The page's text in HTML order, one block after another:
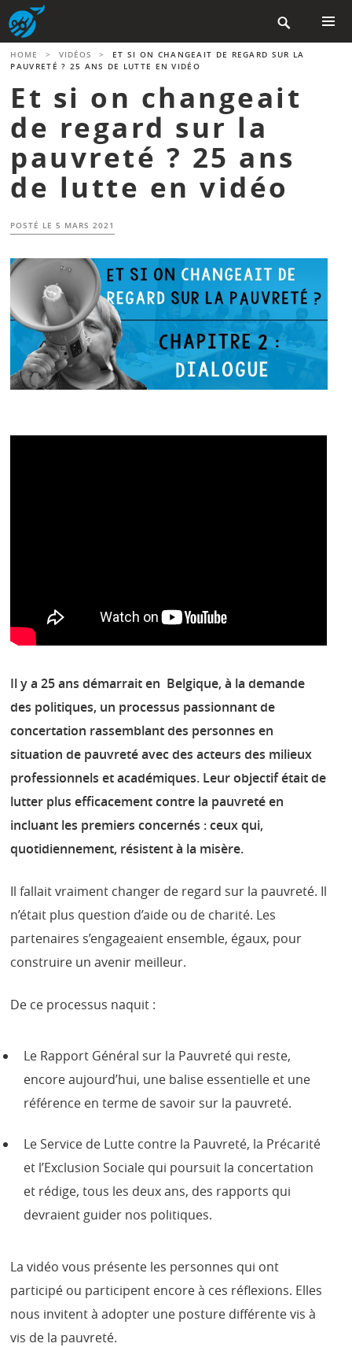
Aller
au
contenu
principal

MENU
HOME > VIDÉOS >
ET SI ON CHANGEAIT DE REGARD SUR LA
PAUVRETÉ ? 25 ANS DE LUTTE EN VIDÉO
Et si on changeait
de regard sur la
pauvreté ? 25 ans
de lutte en vidéo
POSTÉ LE5 MARS 2021
Il y a 25 ans démarrait en Belgique, à la demande
des politiques, un processus passionnant de
concertation rassemblant des personnes en
situation de pauvreté avec des acteurs des milieux
professionnels et académiques. Leur objectif était de
lutter plus efficacement contre la pauvreté en
incluant les premiers concernés : ceux qui,
quotidiennement, résistent à la misère.
Il fallait vraiment changer de regard sur la pauvreté. Il
n’était plus question d’aide ou de charité. Les
partenaires s’engageaient ensemble, égaux, pour
construire un avenir meilleur.
De ce processus naquit :
Le Rapport Général sur la Pauvreté qui reste,
encore aujourd’hui, une balise essentielle et une
référence en terme de savoir sur la pauvreté.
Le Service de Lutte contre la Pauvreté, la Précarité
et l’Exclusion Sociale qui poursuit la concertation
et rédige, tous les deux ans, des rapports qui
devraient guider nos politiques.
La vidéo vous présente les personnes qui ont
participé ou participent encore à ces réflexions. Elles
nous invitent à adopter une posture différente vis à
vis de la pauvreté.